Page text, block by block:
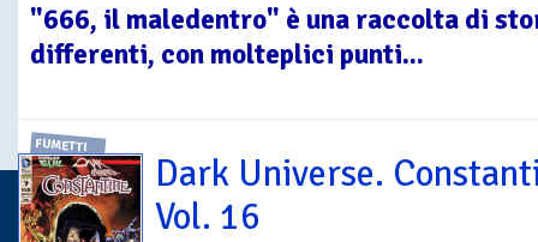
"666, il maledentro" è una raccolta di
differenti, con molteplici punti...
FUMETTI
Dark Universe.
Vol. 16